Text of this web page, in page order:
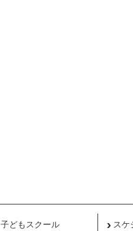
子どもスクール スケ